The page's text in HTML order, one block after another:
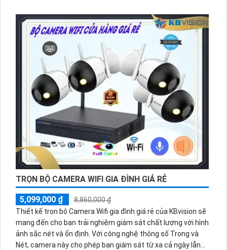
thống giám sát lớn mà vẫn đảm bảo sự sắc nét với độ phân
giải 2.0 MP. Đặc biệt, việc tích hợp công nghệ nhìn đêm
Hồng Ngoại và Smart IR giúp xử lý chói sáng tốt. Bên cạnh
đó, thiết bị còn hỗ trợ các định dạng nén
H.265+/H.265/H.264+/H.264 giúp tiết kiệm 50% dung lượng.
TRỌN BỘ CAMERA WIFI GIA ĐÌNH GIÁ RẺ
5,099,000 ₫
8,860,000 ₫
Thiết kế trọn bộ Camera Wifi gia đình giá rẻ của KBvision sẽ
mang đến cho bạn trải nghiệm giám sát chất lượng với hình
ảnh sắc nét và ổn định. Với công nghệ thông số Trong và
Nét, camera này cho phép bạn giám sát từ xa cả ngày lẫn